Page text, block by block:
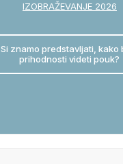
IZOBRAŽEVANJE 2026
Si znamo predstavljati, kako
prihodnosti videti pouk?